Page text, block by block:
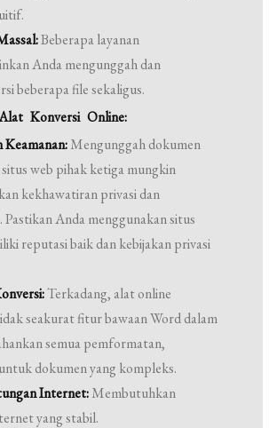
Beberapa layanan
Anda mengunggah dan
beberapa file sekaligus.
Konversi Online:
Keamanan:Mengunggah dokumen
web pihak ketiga mungkin
kekhawatiran privasi dan
Pastikan Anda menggunakan situs
reputasi baik dan kebijakan privasi
Terkadang, alat online
seakurat fitur bawaan Word dalam
semua pemformatan,
dokumen yang kompleks.
Internet:Membutuhkan
yang stabil.